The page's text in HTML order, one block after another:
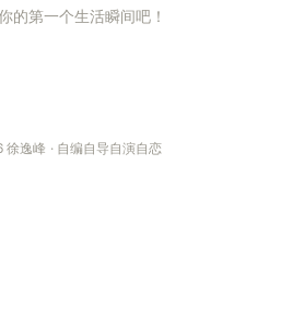
的第一个生活瞬间吧！
逸峰 · 自编自导自演自恋